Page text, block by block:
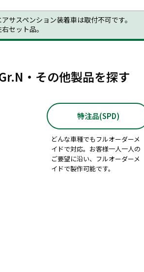
アサスペンション装着車は取付不可です。
セット品。
・その他製品を探す
特注品(SPD)
どんな車種でもフルオーダーメ
イドで対応。お客様一人一人の
ご要望に沿い、フルオーダーメ
イドで製作可能です。